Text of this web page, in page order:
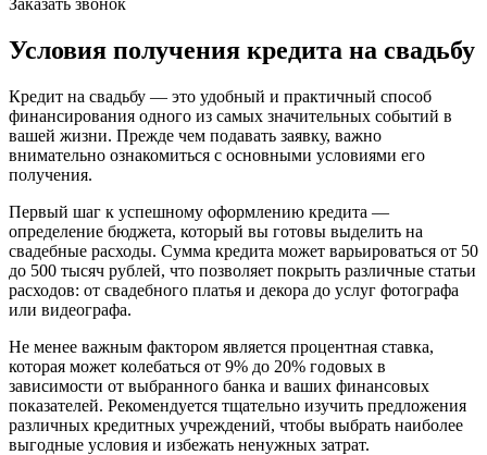
Условия получения кредита на свадьбу
Кредит на свадьбу — это удобный и практичный способ
финансирования одного из самых значительных событий в
вашей жизни. Прежде чем подавать заявку, важно
внимательно ознакомиться с основными условиями его
получения.
Первый шаг к успешному оформлению кредита —
определение бюджета, который вы готовы выделить на
свадебные расходы. Сумма кредита может варьироваться от 50
до 500 тысяч рублей, что позволяет покрыть различные статьи
расходов: от свадебного платья и декора до услуг фотографа
или видеографа.
Не менее важным фактором является процентная ставка,
которая может колебаться от 9% до 20% годовых в
зависимости от выбранного банка и ваших финансовых
показателей. Рекомендуется тщательно изучить предложения
различных кредитных учреждений, чтобы выбрать наиболее
выгодные условия и избежать ненужных затрат.